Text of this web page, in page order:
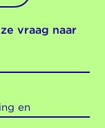
vraag naar
en